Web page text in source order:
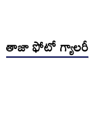
తాజా ఫోటో గ్యాలరీ